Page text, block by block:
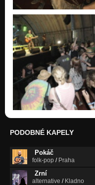
PODOBNÉ KAPELY
Pokáč
folk-pop / Praha
Zrní
alternative / Kladno